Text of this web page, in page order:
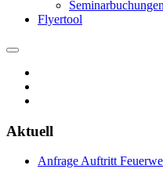
Seminarbuchungen
Flyertool
Aktuell
Anfrage Auftritt